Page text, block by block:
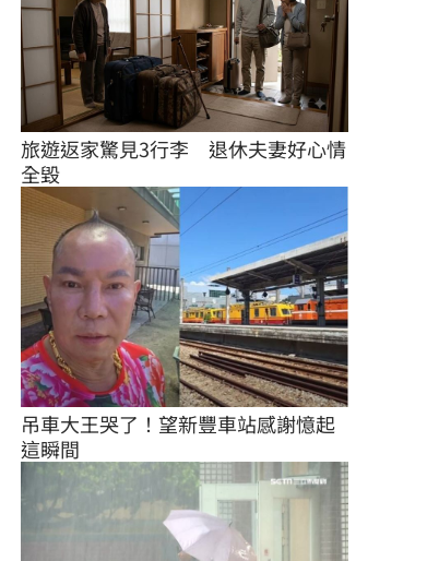
旅遊返家驚見3行李　退休夫妻好心情
全毀
吊車大王哭了！望新豐車站感謝憶起
這瞬間